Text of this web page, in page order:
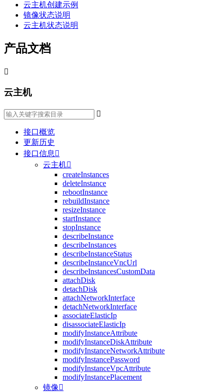
云主机创建示例
镜像状态说明
云主机状态说明
产品文档

云主机

接口概览
更新历史
接口信息 
云主机
createInstances
deleteInstance
rebootInstance
rebuildInstance
resizeInstance
startInstance
stopInstance
describeInstance
describeInstances
describeInstanceStatus
describeInstanceVncUrl
describeInstancesCustomData
attachDisk
detachDisk
attachNetworkInterface
detachNetworkInterface
associateElasticIp
disassociateElasticIp
modifyInstanceAttribute
modifyInstanceDiskAttribute
modifyInstanceNetworkAttribute
modifyInstancePassword
modifyInstanceVpcAttribute
modifyInstancePlacement
镜像